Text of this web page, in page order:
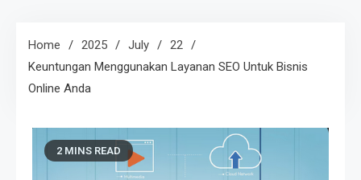
Home 2025 July
22
Keuntungan Menggunakan Layanan SEO Untuk Bisnis
Online Anda
2 MINS READ